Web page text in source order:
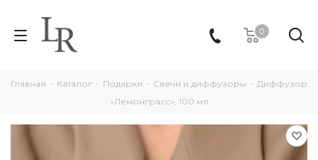
0
Главная - Каталог - Подарки - Свечи и диффузоры - Диффузор
«Лемонграсс», 100 мл